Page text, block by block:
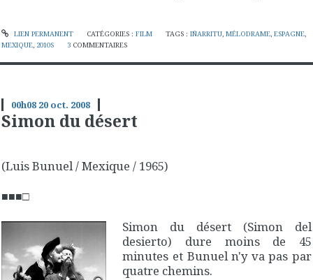
LIEN PERMANENT CATÉGORIES : FILM TAGS :IÑARRITU,MÉLODRAME,ESPAGNE,
MEXIQUE, 2010S 3 COMMENTAIRES
00h08 20 oct. 2008
Simon du désert
(Luis Bunuel / Mexique / 1965)
■■■□
Simon du désert (Simon del
desierto) dure moins de 45
minutes et Bunuel n'y va pas par
quatre chemins.